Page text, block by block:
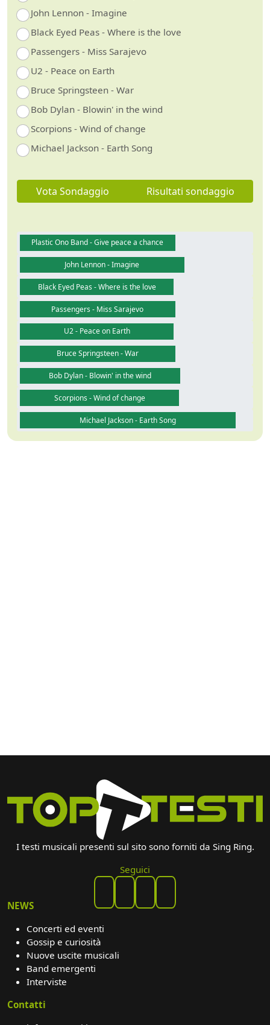
John Lennon - Imagine
Black Eyed Peas - Where is the love
Passengers - Miss Sarajevo
U2 - Peace on Earth
Bruce Springsteen - War
Bob Dylan - Blowin' in the wind
Scorpions - Wind of change
Michael Jackson - Earth Song
Vota Sondaggio Risultati sondaggio
Plastic Ono Band - Give peace a chance
John Lennon - Imagine
Black Eyed Peas - Where is the love
Passengers - Miss Sarajevo
U2 - Peace on Earth
Bruce Springsteen - War
Bob Dylan - Blowin' in the wind
Scorpions - Wind of change
Michael Jackson - Earth Song
I testi musicali presenti sul sito sono forniti da Sing Ring.
Seguici
NEWS
Concerti ed eventi
Gossip e curiosità
Nuove uscite musicali
Band emergenti
Interviste
Contatti